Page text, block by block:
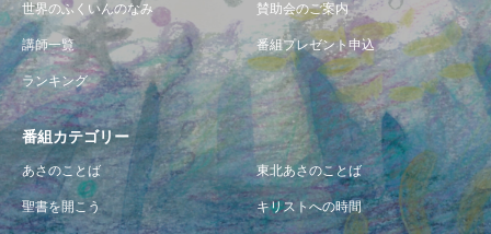
世界のふくいんのなみ 賛助会のご案内
講師一覧 番組プレゼント申込
ランキング
番組カテゴリー
あさのことば 東北あさのことば
聖書を開こう キリストへの時間